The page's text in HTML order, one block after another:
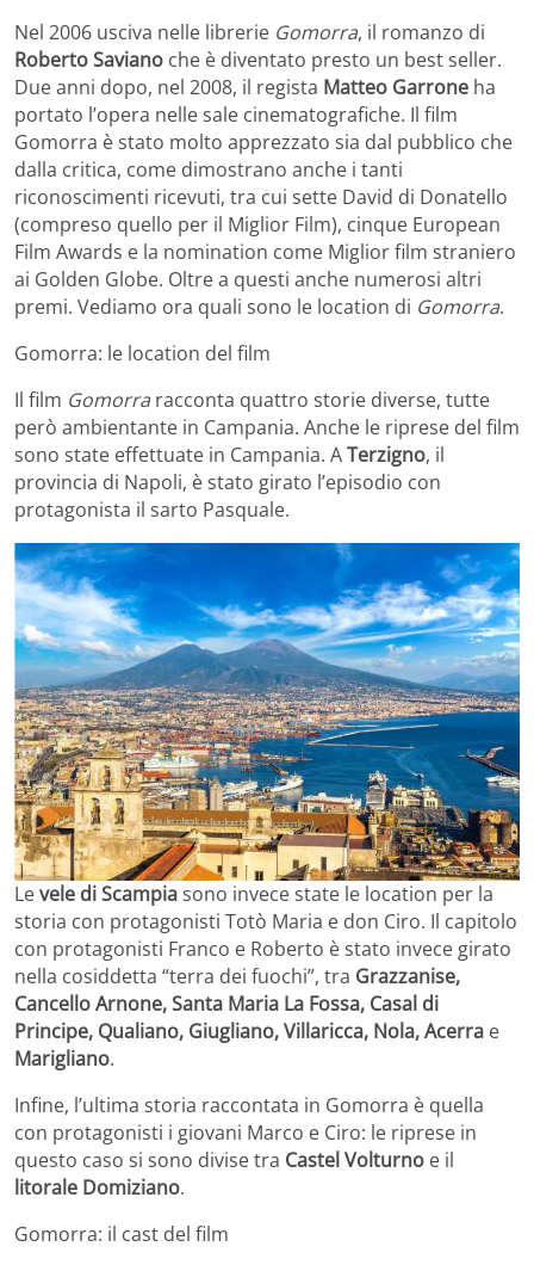
Nel 2006 usciva nelle librerie Gomorra, il romanzo di
Roberto Saviano che è diventato presto un best seller.
Due anni dopo, nel 2008, il regista Matteo Garrone ha
portato l’opera nelle sale cinematografiche. Il film
Gomorra è stato molto apprezzato sia dal pubblico che
dalla critica, come dimostrano anche i tanti
riconoscimenti ricevuti, tra cui sette David di Donatello
(compreso quello per il Miglior Film), cinque European
Film Awards e la nomination come Miglior film straniero
ai Golden Globe. Oltre a questi anche numerosi altri
premi. Vediamo ora quali sono le location di Gomorra.
Gomorra: le location del film
Il film Gomorra racconta quattro storie diverse, tutte
però ambientante in Campania. Anche le riprese del film
sono state effettuate in Campania. ATerzigno, il
provincia di Napoli, è stato girato l’episodio con
protagonista il sarto Pasquale.
Levele di Scampiasono invece state le location per la
storia con protagonisti Totò Maria e don Ciro. Il capitolo
con protagonisti Franco e Roberto è stato invece girato
nella cosiddetta “terra dei fuochi”, tra Grazzanise,
Cancello Arnone, Santa Maria La Fossa, Casal di
Principe, Qualiano, Giugliano, Villaricca, Nola, Acerra e
Marigliano.
Infine, l’ultima storia raccontata in Gomorra è quella
con protagonisti i giovani Marco e Ciro: le riprese in
questo caso si sono divise tra Castel Volturno e il
litorale Domiziano.
Gomorra: il cast del film